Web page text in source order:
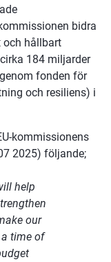
bidra
och hållbart
184 miljarder
fonden för
och resiliens) i
kommissionens
2025) följande;
help
our
time of